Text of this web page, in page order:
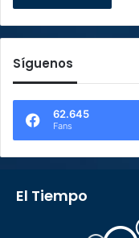
Síguenos
62.645
Fans
El Tiempo